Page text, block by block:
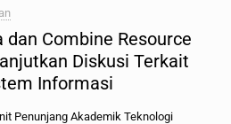
dan Combine Resource
Diskusi Terkait
Informasi
Penunjang Akademik Teknologi